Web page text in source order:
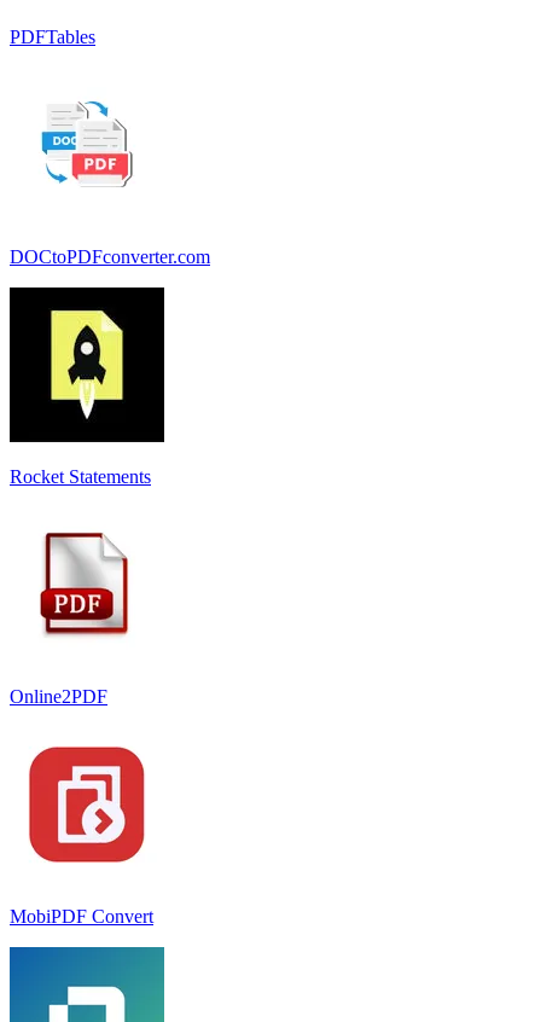
PDFTables
DOCtoPDFconverter.com
Rocket Statements
Online2PDF
MobiPDF Convert